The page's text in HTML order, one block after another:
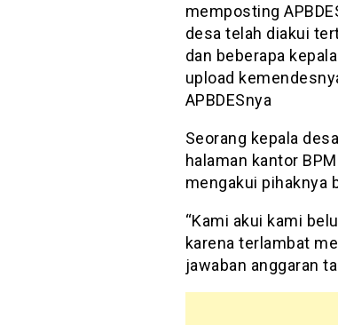
memposting
desa telah diakui
dan beberapa
upload
APBDESnya
Seorang kepala
halaman kantor
mengakui pihaknya
“Kami akui kami
karena terlambat
jawaban anggaran